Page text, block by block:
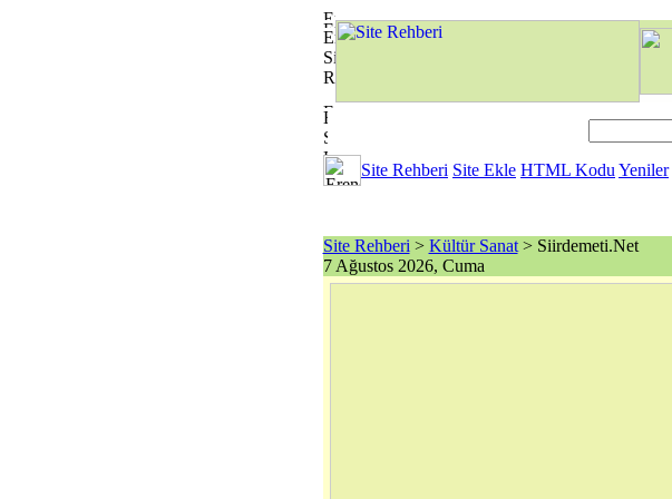
Site Rehberi Site Ekle HTML Kodu Yeniler
Site Rehberi > Kültür Sanat> Siirdemeti.Net
7 Ağustos 2026, Cuma